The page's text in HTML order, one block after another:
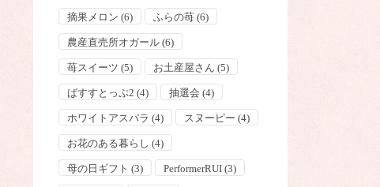
摘果メロン (6) ふらの苺 (6)
農産直売所オガール (6)
苺スイーツ (5) お土産屋さん (5)
ばすすとっぷ2 (4) 抽選会 (4)
ホワイトアスパラ (4) スヌーピー (4)
お花のある暮らし (4)
母の日ギフト (3) PerformerRUI (3)